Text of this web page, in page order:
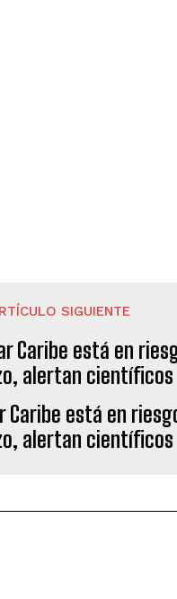
SIGUIENTE
Caribe está en
alertan científicos